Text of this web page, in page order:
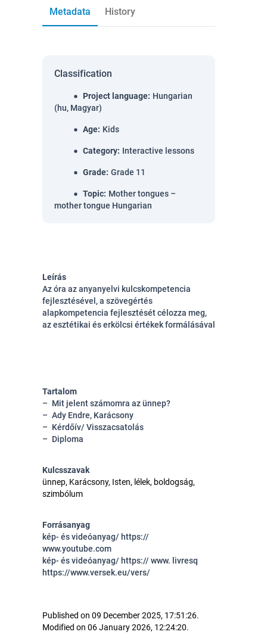
Metadata History
Classification
Project language: Hungarian
(hu, Magyar)
Age: Kids
Category: Interactive lessons
Grade: Grade 11
Topic: Mother tongues –
mother tongue Hungarian
Leírás
Az óra az anyanyelvi kulcskompetencia
fejlesztésével, a szövegértés
alapkompetencia fejlesztését célozza meg,
az esztétikai és erkölcsi értékek formálásával
Tartalom
Mit jelent számomra az ünnep?
Ady Endre, Karácsony
Kérdőív/ Visszacsatolás
Diploma
Kulcsszavak
ünnep, Karácsony, Isten, lélek, boldogság,
szimbólum
Forrásanyag
kép- és videóanyag/ https://
www.youtube.com
kép- és videóanyag/ https:// www. livresq
https://www.versek.eu/vers/
Published on 09 December 2025, 17:51:26.
Modified on 06 January 2026, 12:24:20.